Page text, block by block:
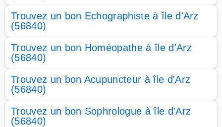
Trouvez un bon Echographiste à île d'Arz
(56840)
Trouvez un bon Homéopathe à île d'Arz
(56840)
Trouvez un bon Acupuncteur à île d'Arz
(56840)
Trouvez un bon Sophrologue à île d'Arz
(56840)